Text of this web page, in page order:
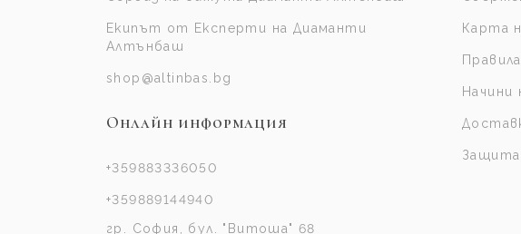
Екипът от Експерти на Диаманти
Алтънбаш
shop@altinbas.bg
Онлайн информация
+359883336050
+359889144940
гр. София, бул. "Витоша" 68
Карта
Начини
Защита